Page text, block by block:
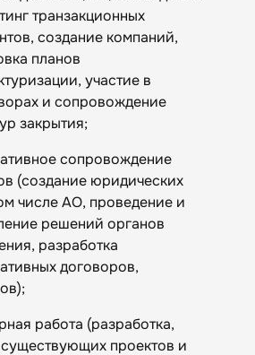
транзакционных
создание компаний,
планов
участие в
и сопровождение
закрытия;
сопровождение
(создание юридических
числе АО, проведение и
решений органов
разработка
договоров,
работа (разработка,
проектов и